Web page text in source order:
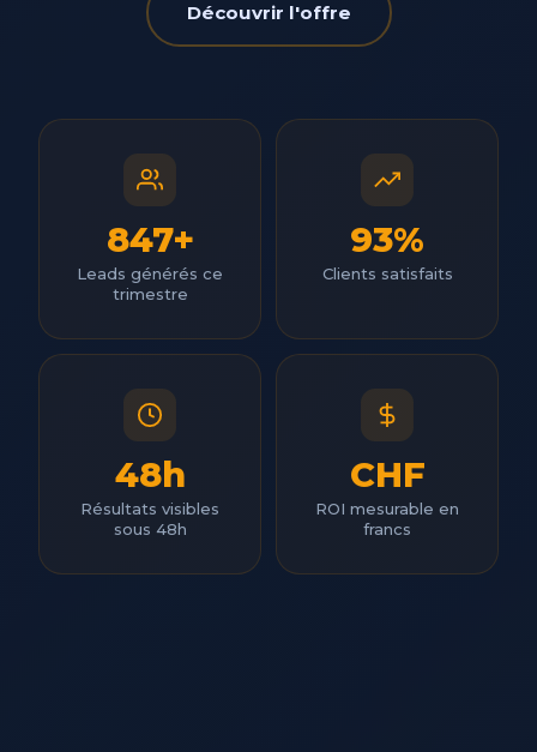
Découvrir l'offre
847+
Leads générés ce
trimestre
93%
Clients satisfaits
48h
Résultats visibles
sous 48h
CHF
ROI mesurable en
francs